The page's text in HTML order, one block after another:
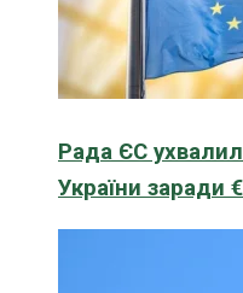
Рада ЄС
України заради